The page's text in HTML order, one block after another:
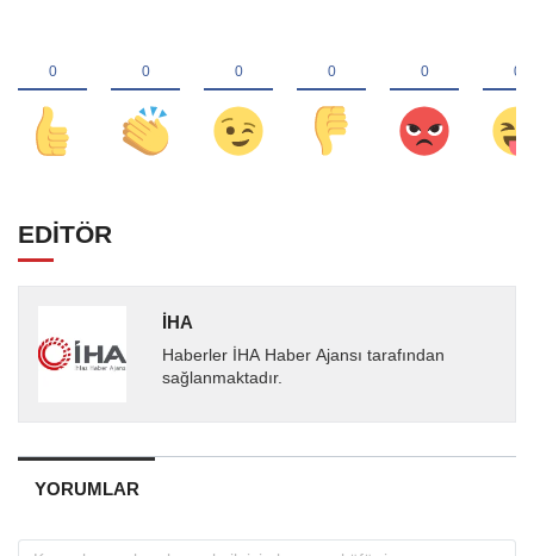
EDİTÖR
İHA
Haberler İHA Haber Ajansı tarafından
sağlanmaktadır.
YORUMLAR